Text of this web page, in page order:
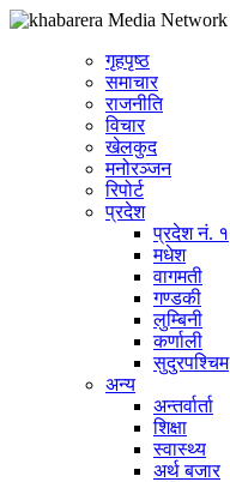
गृहपृष्ठ
समाचार
राजनीति
विचार
खेलकुद
मनोरञ्जन
रिपोर्ट
प्रदेश
प्रदेश नं. १
मधेश
वागमती
गण्डकी
लुम्बिनी
कर्णाली
सुदुरपश्चिम
अन्य
अन्तर्वार्ता
शिक्षा
स्वास्थ्य
अर्थ बजार